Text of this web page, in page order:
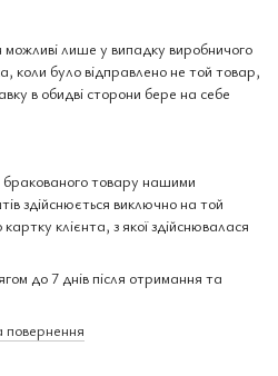
можливі лише у випадку виробничого
коли було відправлено не той товар,
в обидві сторони бере на себе
бракованого товару нашими
здійснюється виключно на той
клієнта, з якої здійснювалася
до 7 днів після отримання та
повернення